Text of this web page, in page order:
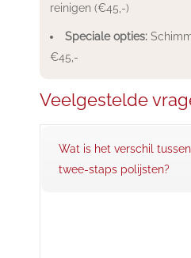
reinigen (€45,-)
Speciale opties:
€45,-
Veelgestelde
Wat is het verschil
twee-staps polijsten?